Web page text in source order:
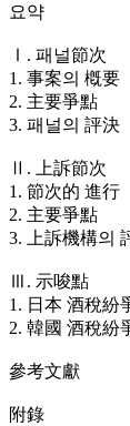
요약
Ⅰ. 패널節次
1. 事案의 槪要
2. 主要爭點
3. 패널의 評決
Ⅱ. 上訴節次
1. 節次的 進行
2. 主要爭點
3. 上訴機構의
Ⅲ. 示唆點
1. 日本 酒稅紛
2. 韓國 酒稅紛
參考文獻
附錄